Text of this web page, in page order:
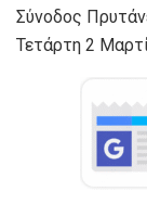
Σύνοδος
Τετάρτη 2